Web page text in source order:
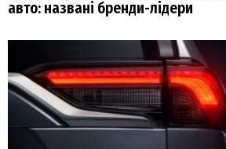
авто: названі бренди-лідери